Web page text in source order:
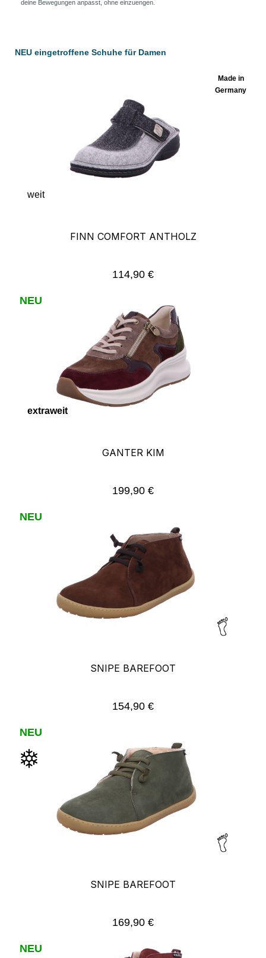
deine Bewegungen anpasst, ohne einzuengen.
Produktgalerie überspringen
NEU eingetroffene Schuhe für Damen
Made in
Germany
weit
FINN COMFORT ANTHOLZ
Regulärer Preis:
114,90 €
NEU
extraweit
GANTER KIM
Regulärer Preis:
199,90 €
NEU
SNIPE BAREFOOT
Regulärer Preis:
154,90 €
NEU
SNIPE BAREFOOT
Regulärer Preis:
169,90 €
NEU